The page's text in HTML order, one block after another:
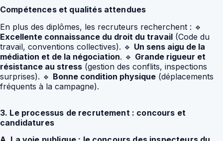
Compétences et qualités attendues
En plus des diplômes, les recruteurs recherchent : 🔹
Excellente connaissance du droit du travail (Code du
travail, conventions collectives). 🔹 Un sens aigu de la
médiation et de la négociation. 🔹 Grande rigueur et
résistance au stress (gestion des conflits, inspections
surprises). 🔹 Bonne condition physique (déplacements
fréquents à la campagne).
3. Le processus de recrutement : concours et
candidatures